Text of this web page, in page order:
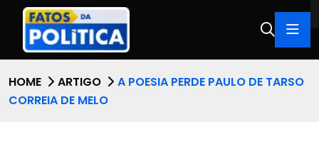
HOME ARTIGO
A POESIA PERDE PAULO DE TARSO
CORREIA DE MELO